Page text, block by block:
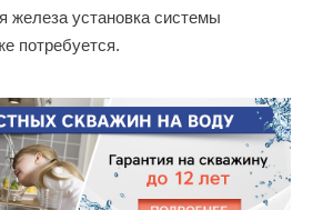
железа установка системы
потребуется.